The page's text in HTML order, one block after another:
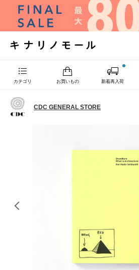
カテゴリ お買いもの 新着再入荷
CDC GENERAL STORE